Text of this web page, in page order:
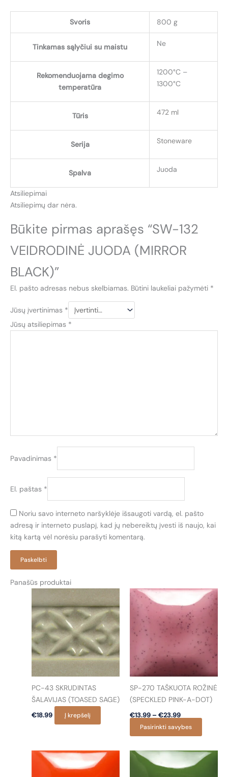
Svoris 800 g
Tinkamas sąlyčiui su maistu Ne
Rekomenduojama degimo
temperatūra
1200°C –
1300°C
Tūris 472 ml
Serija Stoneware
Spalva Juoda
Atsiliepimai
Atsiliepimų dar nėra.
Būkite pirmas aprašęs “SW-132
VEIDRODINĖ JUODA (MIRROR
BLACK)”
El. pašto adresas nebus skelbiamas. Būtini laukeliai pažymėti *
Jūsų įvertinimas *
Jūsų atsiliepimas *
Pavadinimas *
El. paštas *
Noriu savo interneto naršyklėje išsaugoti vardą, el. pašto
adresą ir interneto puslapį, kad jų nebereiktų įvesti iš naujo, kai
kitą kartą vėl norėsiu parašyti komentarą.
Panašūs produktai
PC-43 SKRUDINTAS
ŠALAVIJAS (TOASED SAGE)
€18.99 Į krepšelį
SP-270 TAŠKUOTA ROŽINĖ
(SPECKLED PINK-A-DOT)
€13.99 – €23.99Price
€13.99
through
Pasirinkti savybes
product
has
multiple